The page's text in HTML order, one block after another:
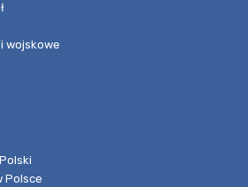
wojskowe
Polsce